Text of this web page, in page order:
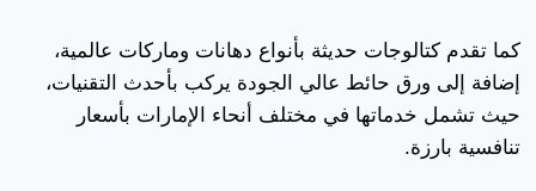
كما تقدم كتالوجات حديثة بأنواع دهانات وماركات عالمية،
إضافة إلى ورق حائط عالي الجودة يركب بأحدث التقنيات،
حيث تشمل خدماتها في مختلف أنحاء الإمارات بأسعار
تنافسية بارزة.